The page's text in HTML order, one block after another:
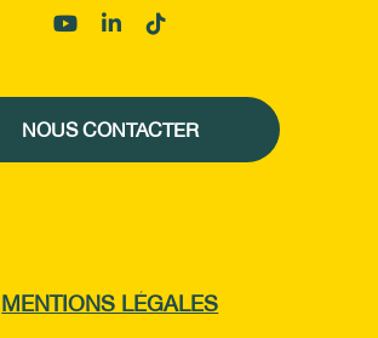
NOUS CONTACTER
MENTIONS LÉGALES